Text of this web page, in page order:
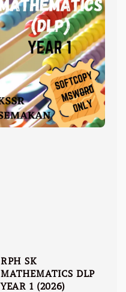
RPH SK
MATHEMATICS DLP
YEAR 1 (2026)